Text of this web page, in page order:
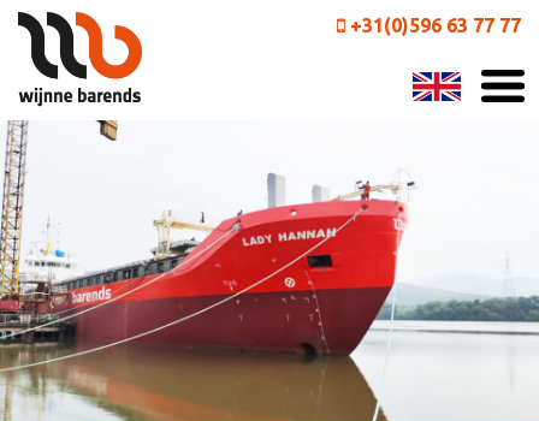
+31(0)596 63 77 77